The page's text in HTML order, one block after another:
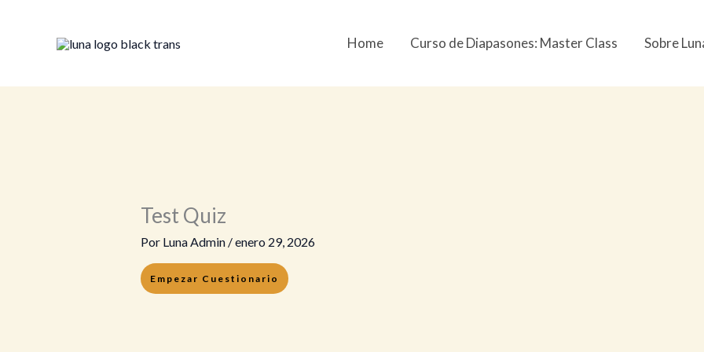
Home Curso de Diapasones: Master Class Sobre
Test Quiz
Por Luna Admin /enero 29, 2026